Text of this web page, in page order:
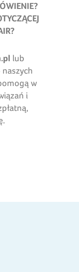
?
lub
naszych
w
i